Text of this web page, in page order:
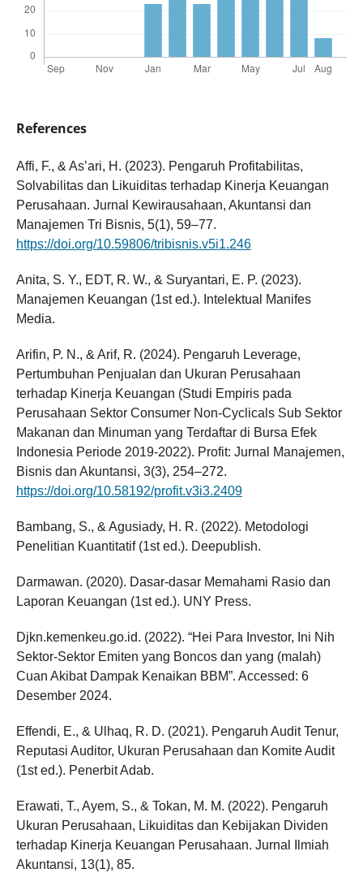
References
Affi, F., & As’ari, H. (2023). Pengaruh Profitabilitas,
Solvabilitas dan Likuiditas terhadap Kinerja Keuangan
Perusahaan. Jurnal Kewirausahaan, Akuntansi dan
Manajemen Tri Bisnis, 5(1), 59–77.
https://doi.org/10.59806/tribisnis.v5i1.246
Anita, S. Y., EDT, R. W., & Suryantari, E. P. (2023).
Manajemen Keuangan (1st ed.). Intelektual Manifes
Media.
Arifin, P. N., & Arif, R. (2024). Pengaruh Leverage,
Pertumbuhan Penjualan dan Ukuran Perusahaan
terhadap Kinerja Keuangan (Studi Empiris pada
Perusahaan Sektor Consumer Non-Cyclicals Sub Sektor
Makanan dan Minuman yang Terdaftar di Bursa Efek
Indonesia Periode 2019-2022). Profit: Jurnal Manajemen,
Bisnis dan Akuntansi, 3(3), 254–272.
https://doi.org/10.58192/profit.v3i3.2409
Bambang, S., & Agusiady, H. R. (2022). Metodologi
Penelitian Kuantitatif (1st ed.). Deepublish.
Darmawan. (2020). Dasar-dasar Memahami Rasio dan
Laporan Keuangan (1st ed.). UNY Press.
Djkn.kemenkeu.go.id. (2022). “Hei Para Investor, Ini Nih
Sektor-Sektor Emiten yang Boncos dan yang (malah)
Cuan Akibat Dampak Kenaikan BBM”. Accessed: 6
Desember 2024.
Effendi, E., & Ulhaq, R. D. (2021). Pengaruh Audit Tenur,
Reputasi Auditor, Ukuran Perusahaan dan Komite Audit
(1st ed.). Penerbit Adab.
Erawati, T., Ayem, S., & Tokan, M. M. (2022). Pengaruh
Ukuran Perusahaan, Likuiditas dan Kebijakan Dividen
terhadap Kinerja Keuangan Perusahaan. Jurnal Ilmiah
Akuntansi, 13(1), 85.